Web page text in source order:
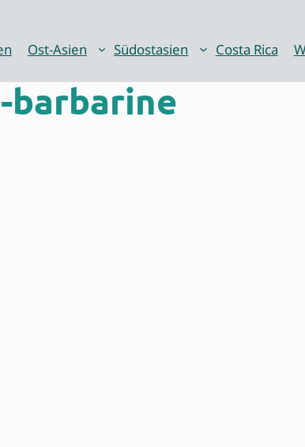
Ost-Asien Südostasien Costa Rica
barbarine